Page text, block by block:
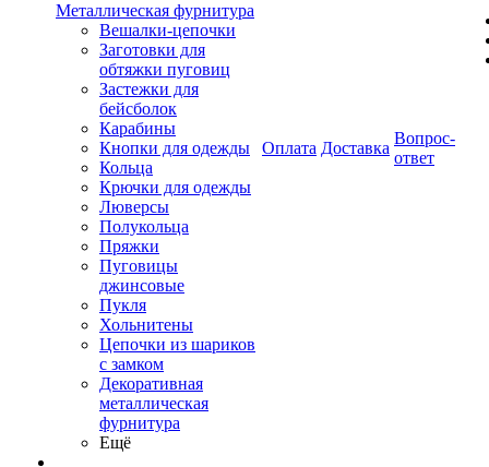
Металлическая фурнитура
Вешалки-цепочки
Заготовки для
обтяжки пуговиц
Застежки для
бейсболок
Карабины
Кнопки для одежды
Кольца
Крючки для одежды
Люверсы
Полукольца
Пряжки
Пуговицы
джинсовые
Пукля
Хольнитены
Цепочки из шариков
с замком
Декоративная
металлическая
фурнитура
Ещё
Оплата Доставка
Вопрос-
ответ